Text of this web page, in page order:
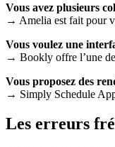
Vous avez plusieurs
→ Amelia est fait pour
Vous voulez une
→ Bookly offre l’une
Vous proposez des
→ Simply Schedule
Les erreurs